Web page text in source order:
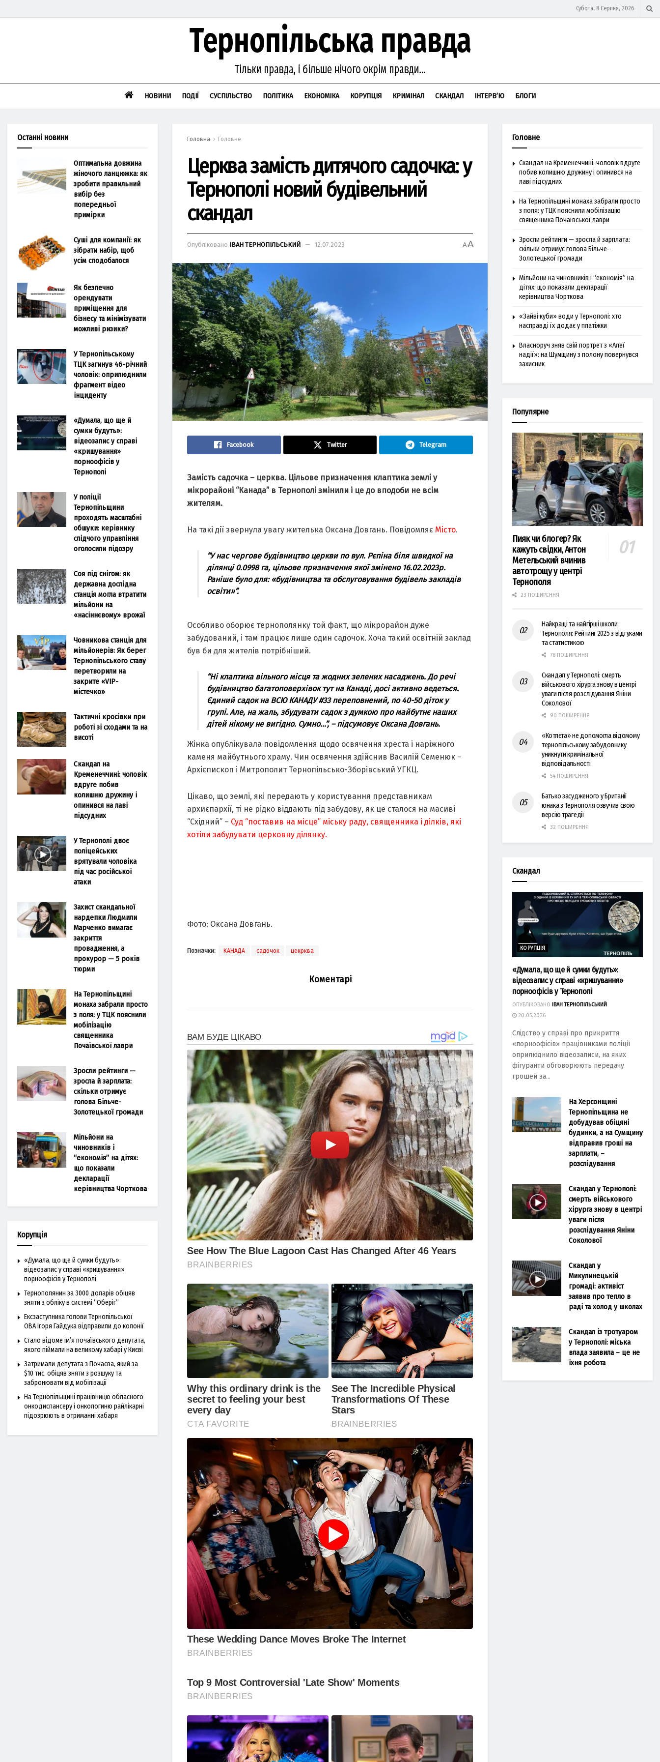
Субота, 8 Серпня, 2026
НОВИНИ ПОДІЇ СУСПІЛЬСТВО ПОЛІТИКА ЕКОНОМІКА КОРУПЦІЯ КРИМІНАЛ СКАНДАЛ ІНТЕРВ’Ю БЛОГИ
Головна Головне
Церква замість дитячого садочка: у
Тернополі новий будівельний
скандал
Опубліковано ІВАН ТЕРНОПІЛЬСЬКИЙ 12.07.2023 AA
Facebook Twitter Telegram
Замість садочка – церква. Цільове призначення клаптика землі у
мікрорайоні “Канада” в Тернополі змінили і це до вподоби не всім
жителям.
На такі дії звернула увагу жителька Оксана Довгань. Повідомляє Місто.
“У нас чергове будівництво церкви по вул. Рєпіна біля швидкої на
ділянці 0.0998 га, цільове призначення якої змінено 16.02.2023р.
Раніше було для: «будівництва та обслуговування будівель закладів
освіти»”.
Особливо оборює тернополянку той факт, що мікрорайон дуже
забудований, і там працює лише один садочок. Хоча такий освітній заклад
був би для жителів потрібніший.
“Ні клаптика вільного місця та жодних зелених насаджень. До речі
будівництво багатоповерхівок тут на Канаді, досі активно ведеться.
Єдиний садок на ВСЮ КАНАДУ #33 переповнений, по 40-50 діток у
групі. Але, на жаль, збудувати садок з думкою про майбутнє наших
дітей нікому не вигідно. Сумно…”, – підсумовує Оксана Довгань.
Жінка опублікувала повідомлення щодо освячення хреста і наріжного
каменя майбутнього храму. Чин освячення здійснив Василій Семенюк –
Архієпископ і Митрополит Тернопільсько-Зборівський УГКЦ.
Цікаво, що землі, які передають у користування представникам
архиєпархії, ті не рідко віддають під забудову, як це сталося на масиві
“Східний” – Суд “поставив на місце” міську раду, священника і ділків, які
хотіли забудувати церковну ділянку.
Фото: Оксана Довгань.
Позначки: КАНАДА садочок цекрква
Коментарі
Останні новини
Оптимальна довжина
жіночого ланцюжка: як
зробити правильний
вибір без
попередньої
примірки
Суші для компанії: як
зібрати набір, щоб
усім сподобалося
Як безпечно
орендувати
приміщення для
бізнесу та мінімізувати
можливі ризики?
У Тернопільському
ТЦК загинув 46-річний
чоловік: оприлюднили
фрагмент відео
інциденту
«Думала, що ще й
сумки будуть»:
відеозапис у справі
«кришування»
порноофісів у
Тернополі
У поліції
Тернопільщини
проходять масштабні
обшуки: керівнику
слідчого управління
оголосили підозру
Соя під снігом: як
державна дослідна
станція могла втратити
мільйони на
«насіннєвому» врожаї
Човникова станція для
мільйонерів: Як берег
Тернопільського ставу
перетворили на
закрите «VIP-
містечко»
Тактичні кросівки при
роботі зі сходами та на
висоті
Скандал на
Кременеччині: чоловік
вдруге побив
колишню дружину і
опинився на лаві
підсудних
У Тернополі двоє
поліцейських
врятували чоловіка
під час російської
атаки
Захист скандальної
нардепки Людмили
Марченко вимагає
закриття
провадження, а
прокурор — 5 років
тюрми
На Тернопільщині
монаха забрали просто
з поля: у ТЦК пояснили
мобілізацію
священника
Почаївської лаври
Зросли рейтинги —
зросла й зарплата:
скільки отримує
голова Більче-
Золотецької громади
Мільйони на
чиновників і
“економія” на дітях:
що показали
декларації
керівництва Чорткова
Корупція
«Думала, що ще й сумки будуть»:
відеозапис у справі «кришування»
порноофісів у Тернополі
Тернополянин за 3000 доларів обіцяв
зняти з обліку в системі “Оберіг”
Ексзаступника голови Тернопільської
ОВА Ігоря Гайдука відправили до колонії
Стало відоме ім’я почаївського депутата,
якого піймали на великому хабарі у Києві
Затримали депутата з Почаєва, який за
$10 тис. обіцяв зняти з розшуку та
забронювати від мобілізації
На Тернопільщині працівницю обласного
онкодиспансеру і онкологиню райлікарні
підозрюють в отриманні хабаря
Головне
Скандал на Кременеччині: чоловік вдруге
побив колишню дружину і опинився на
лаві підсудних
На Тернопільщині монаха забрали просто
з поля: у ТЦК пояснили мобілізацію
священника Почаївської лаври
Зросли рейтинги — зросла й зарплата:
скільки отримує голова Більче-
Золотецької громади
Мільйони на чиновників і “економія” на
дітях: що показали декларації
керівництва Чорткова
«Зайві куби» води у Тернополі: хто
насправді їх додає у платіжки
Власноруч зняв свій портрет з «Алеї
надії»: на Шумщину з полону повернувся
захисник
Популярне
Пияк чи блогер? Як
кажуть свідки, Антон
Метельський вчинив
автотрощу у центрі
Тернополя
23 ПОШИРЕННЯ
Найкращі та найгірші школи
Тернополя: Рейтинг 2025 з відгуками
та статистикою
78 ПОШИРЕННЯ
Скандал у Тернополі: смерть
військового хірурга знову в центрі
уваги після розслідування Яніни
Соколової
90 ПОШИРЕННЯ
«Котлєта» не допомогла відомому
тернопільському забудовнику
уникнути кримінальної
відповідальності
54 ПОШИРЕННЯ
Батько засудженого у Британії
юнака з Тернополя озвучив свою
версію трагедії
32 ПОШИРЕННЯ
Скандал
КОРУПЦІЯ
«Думала, що ще й сумки будуть»:
відеозапис у справі «кришування»
порноофісів у Тернополі
ОПУБЛІКОВАНО
ІВАН ТЕРНОПІЛЬСЬКИЙ
20.05.2026
Слідство у справі про прикриття
«порноофісів» працівниками поліції
оприлюднило відеозаписи, на яких
фігуранти обговорюють передачу
грошей за...
На Херсонщині
Тернопільщина не
добудував обіцяні
будинки, а на Сумщину
відправив гроші на
зарплати, –
розслідування
Скандал у Тернополі:
смерть військового
хірурга знову в центрі
уваги після
розслідування Яніни
Соколової
Скандал у
Микулинецькій
громаді: активіст
заявив про тепло в
раді та холод у школах
Скандал із тротуаром
у Тернополі: міська
влада заявила – це не
їхня робота